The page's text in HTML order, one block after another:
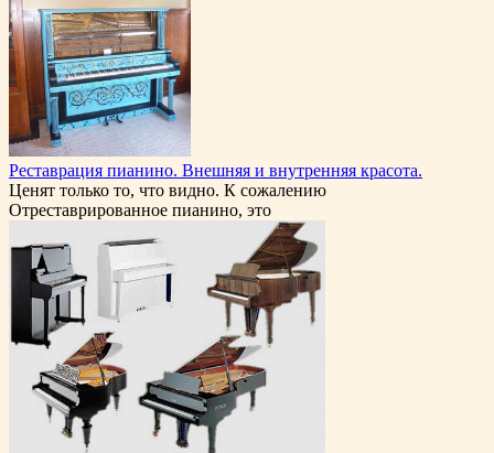
Реставрация пианино. Внешняя и внутренняя красота.
Ценят только то, что видно. К сожалению
Отреставрированное пианино, это